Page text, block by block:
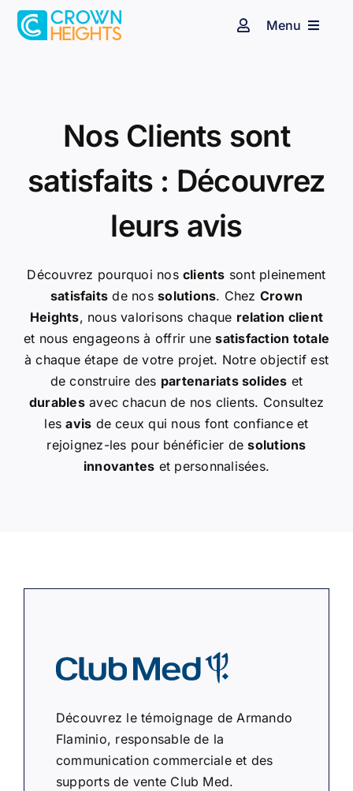
Passer
Navigation
Menu
Secteurs d’activité
Blog
Contact
Nos Clients sont
satisfaits : Découvrez
leurs avis
Découvrez pourquoi nos clients sont pleinement
satisfaits de nossolutions. Chez Crown
Heights, nous valorisons chaque relation client
et nous engageons à offrir unesatisfaction totale
à chaque étape de votre projet. Notre objectif est
de construire des partenariats solides et
durablesavec chacun de nos clients. Consultez
lesavis de ceux qui nous font confiance et
rejoignez-les pour bénéficier desolutions
innovantes et personnalisées.
Découvrez le témoignage de Armando
Flaminio, responsable de la
communication commerciale et des
supports de vente Club Med.